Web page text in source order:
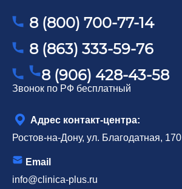
СТАТЬИ
8 (800) 700-77-14
8 (863) 333-59-76
8 (906) 428-43-58
Звонок по РФ бесплатный
Адрес контакт-центра:
Ростов-на-Дону, ул. Благодатная, 170
Email
info@clinica-plus.ru